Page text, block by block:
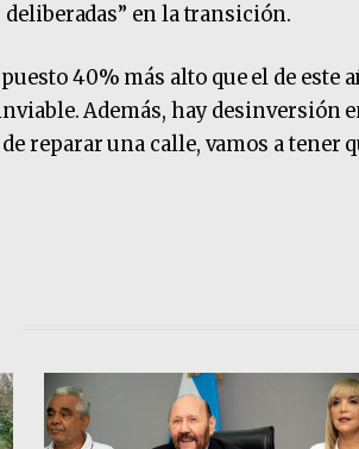
deliberadas” en la transición.
40% más alto que el de este
inviable. Además, hay desinversión
reparar una calle, vamos a tener